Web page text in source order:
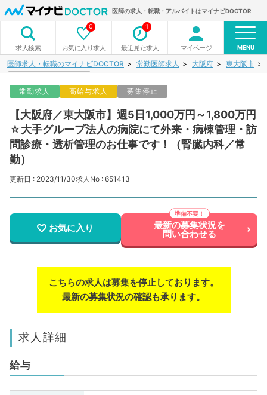
医師の求人・転職・アルバイトはマイナビDOCTOR
求人検索 お気に入り求人
0
最近見た求人
1
マイページ MENU
医師求人・転職のマイナビDOCTOR 常勤医師求人 大阪府 東大阪市
常勤求人 高給与求人 募集停止
【大阪府／東大阪市】週5日1,000万円～1,800万円
☆大手グループ法人の病院にて外来・病棟管理・訪
問診療・透析管理のお仕事です！（腎臓内科／常
勤）
更新日 : 2023/11/30求人No : 651413
お気に入り 最新の募集状況を
問い合わせる
こちらの求人は募集を停止しております。
最新の募集状況の確認も承ります。
求人詳細
給与